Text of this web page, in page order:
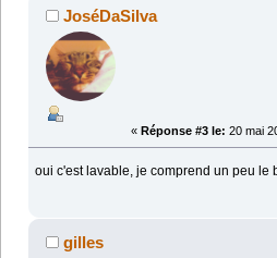
JoséDaSilva
« Réponse #3 le: 20 mai
oui c'est lavable, je comprend un peu
gilles